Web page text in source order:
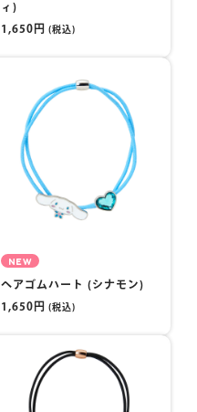
ィ)
1,650円 (税込)
NEW
ヘアゴムハート (シナモン)
1,650円 (税込)